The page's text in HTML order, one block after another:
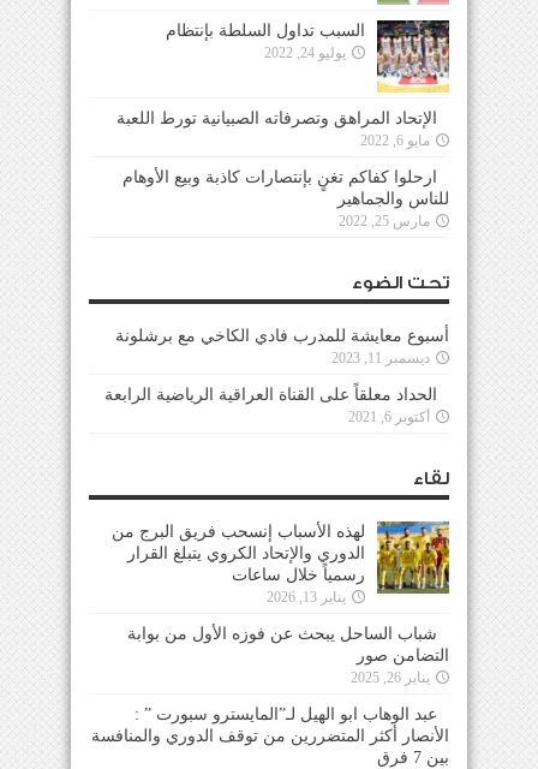
السبب تداول السلطة بإنتظام
يوليو 24, 2022
الإتحاد المراهق وتصرفاته الصبيانية تورط اللعبة
مايو 6, 2022
ارحلوا كفاكم تغنٍ بإنتصارات كاذبة وبيع الأوهام
للناس والجماهير
مارس 25, 2022
تحت الضوء
أسبوع معايشة للمدرب فادي الكاخي مع برشلونة
ديسمبر 11, 2023
الحداد معلقاً على القناة العراقية الرياضية الرابعة
أكتوبر 6, 2021
لقاء
لهذه الأسباب إنسحب فريق البرج من
الدوري والإتحاد الكروي يتبلغ القرار
رسمياً خلال ساعات
يناير 13, 2026
شباب الساحل يبحث عن فوزه الأول من بوابة
التضامن صور
يناير 26, 2025
عبد الوهاب ابو الهيل لـ”المايسترو سبورت ” :
الأنصار أكثر المتضررين من توقف الدوري والمنافسة
بين 7 فرق